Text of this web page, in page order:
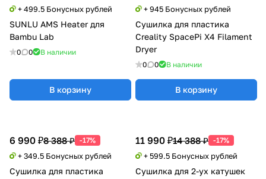
+ 499.5 Бонусных рублей
SUNLU AMS Heater для
Bambu Lab
0 0 В наличии
В корзину
+ 945 Бонусных рублей
Сушилка для пластика
Creality SpacePi X4 Filament
Dryer
0 0 В наличии
В корзину
6 990 ₽8 388 ₽ -17%
+ 349.5 Бонусных рублей
Сушилка для пластика
11 990 ₽14 388 ₽ -17%
+ 599.5 Бонусных рублей
Сушилка для 2-ух катушек